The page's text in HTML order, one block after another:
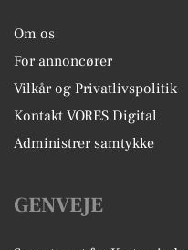
Om os
For annoncører
Vilkår og Privatlivspolitik
Kontakt VORES Digital
Administrer samtykke
GENVEJE